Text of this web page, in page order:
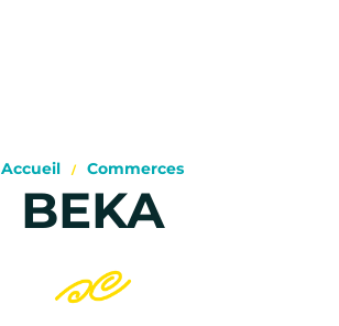
Accueil Commerces
BEKA